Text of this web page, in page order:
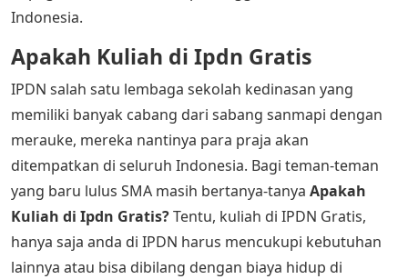
Indonesia.
Apakah Kuliah di Ipdn Gratis
IPDN salah satu lembaga sekolah kedinasan yang
memiliki banyak cabang dari sabang sanmapi dengan
merauke, mereka nantinya para praja akan
ditempatkan di seluruh Indonesia. Bagi teman-teman
yang baru lulus SMA masih bertanya-tanya Apakah
Kuliah di Ipdn Gratis?Tentu, kuliah di IPDN Gratis,
hanya saja anda di IPDN harus mencukupi kebutuhan
lainnya atau bisa dibilang dengan biaya hidup di